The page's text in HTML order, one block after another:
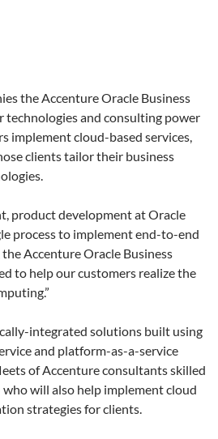
the Accenture Oracle Business
and consulting power
implement cloud-based services,
clients tailor their business
product development at Oracle
process to implement end-to-end
Accenture Oracle Business
to help our customers realize the
integrated solutions built using
and platform-as-a-service
of Accenture consultants skilled
who will also help implement cloud
strategies for clients.